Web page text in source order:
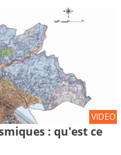
VIDEO
: qu'est ce